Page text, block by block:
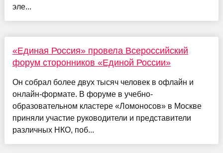
эле...
«Единая Россия» провела Всероссийский
форум сторонников «Единой России»
Он собрал более двух тысяч человек в офлайн и
онлайн-формате. В форуме в учебно-
образовательном кластере «Ломоносов» в Москве
приняли участие руководители и представители
различных НКО, поб...